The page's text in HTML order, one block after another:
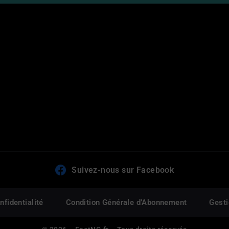
Suivez-nous sur Facebook
Condition Générale d’Abonnement